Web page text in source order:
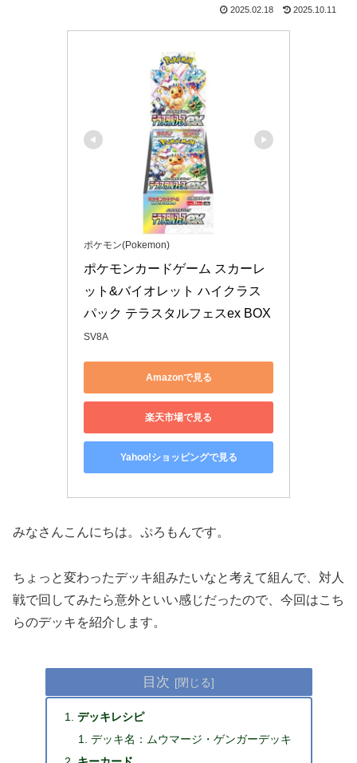
2025.02.18 2025.10.11
ポケモン(Pokemon)
ポケモンカードゲーム スカーレ
ット&バイオレット ハイクラス
パック テラスタルフェスex BOX
SV8A
Amazonで見る
楽天市場で見る
Yahoo!ショッピングで見る
みなさんこんにちは。ぷろもんです。
ちょっと変わったデッキ組みたいなと考えて組んで、対人
戦で回してみたら意外といい感じだったので、今回はこち
らのデッキを紹介します。
目次
デッキレシピ
デッキ名：ムウマージ・ゲンガーデッキ